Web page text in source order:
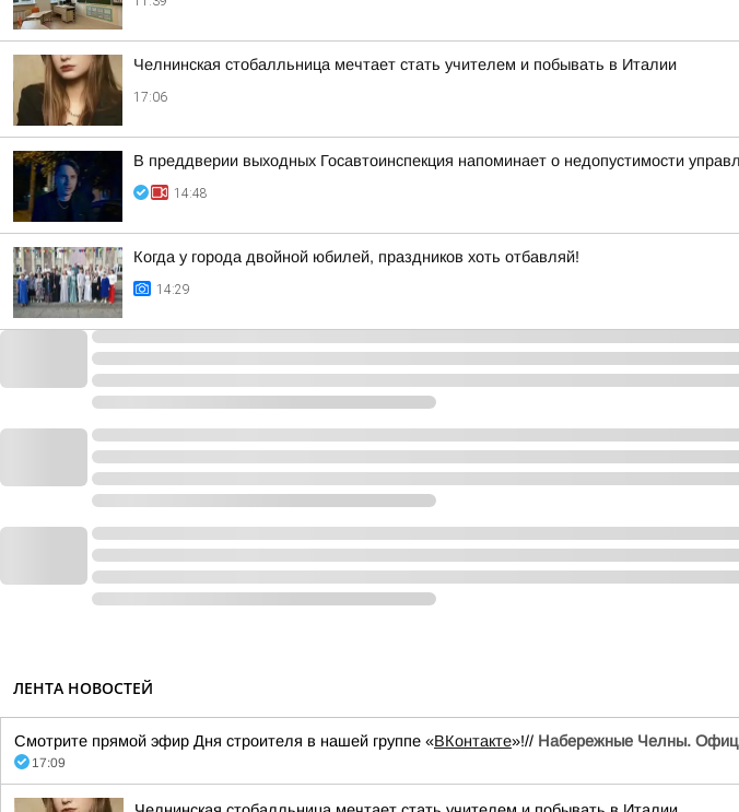
Челнинская стобалльница мечтает стать учителем и побывать в Италии
17:06
В преддверии выходных Госавтоинспекция напоминает о недопустимости
14:48
Когда у города двойной юбилей, праздников хоть отбавляй!
14:29
ЛЕНТА НОВОСТЕЙ
Смотрите прямой эфир Дня строителя в нашей группе «ВКонтакте»!// Набережные Челны.
17:09